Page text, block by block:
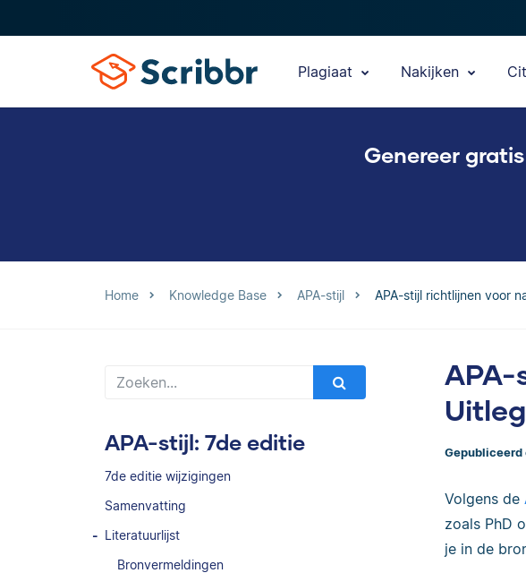
Plagiaat Nakijken
Genereer
Home Knowledge Base APA-stijl APA-stijl richtlijnen voor
APA-stijl: 7de editie
7de editie wijzigingen
Samenvatting
Literatuurlijst
Bronvermeldingen
Gepubliceerd
Volgens de
zoals PhD
je in de